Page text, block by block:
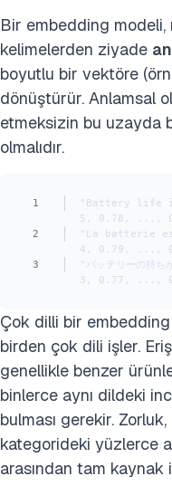
Bir embedding modeli,
kelimelerden ziyade
boyutlu bir vektöre
dönüştürür. Anlamsal
etmeksizin bu uzayda
olmalıdır.
1
"Battery life
5, 0.78, ...,
2
"La batterie
4, 0.79, ...,
3
"バッテリーの
3, 0.77, ...,
Çok dilli bir
birden çok dili işler.
genellikle benzer
binlerce aynı dildeki
bulması gerekir.
kategorideki yüzlerce
arasından tam kaynak